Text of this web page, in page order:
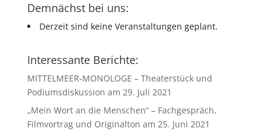
Demnächst bei uns:
Derzeit sind keine Veranstaltungen geplant.
Interessante Berichte:
MITTELMEER-MONOLOGE – Theaterstück und
Podiumsdiskussion am 29. Juli 2021
„Mein Wort an die Menschen“ – Fachgespräch,
Filmvortrag und Originalton am 25. Juni 2021